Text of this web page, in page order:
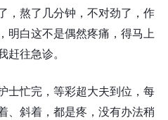
，熬了几分钟，不对劲了，作
明白这不是偶然疼痛，得马上
往急诊。
士忙完，等彩超大夫到位，每
、斜着，都是疼，没有办法稍